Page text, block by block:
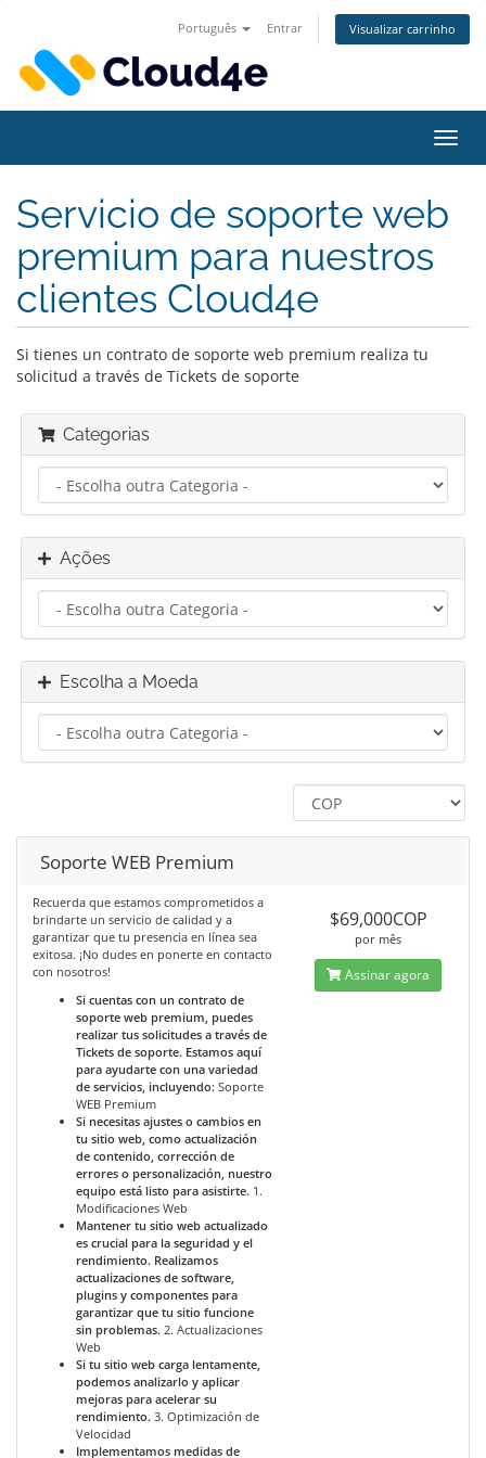
Português Entrar Visualizar carrinho
Servicio de soporte web
premium para nuestros
clientes Cloud4e
Si tienes un contrato de soporte web premium realiza tu
solicitud a través de Tickets de soporte
Categorias
Ações
Escolha a Moeda
Soporte WEB Premium
Recuerda que estamos comprometidos a
brindarte un servicio de calidad y a
garantizar que tu presencia en línea sea
exitosa. ¡No dudes en ponerte en contacto
con nosotros!
Si cuentas con un contrato de
soporte web premium, puedes
realizar tus solicitudes a través de
Tickets de soporte. Estamos aquí
para ayudarte con una variedad
de servicios, incluyendo: Soporte
WEB Premium
Si necesitas ajustes o cambios en
tu sitio web, como actualización
de contenido, corrección de
errores o personalización, nuestro
equipo está listo para asistirte. 1.
Modificaciones Web
Mantener tu sitio web actualizado
es crucial para la seguridad y el
rendimiento. Realizamos
actualizaciones de software,
plugins y componentes para
garantizar que tu sitio funcione
sin problemas. 2. Actualizaciones
Web
Si tu sitio web carga lentamente,
podemos analizarlo y aplicar
mejoras para acelerar su
rendimiento. 3. Optimización de
Velocidad
Implementamos medidas de
$69,000COP
por mês
Assinar agora